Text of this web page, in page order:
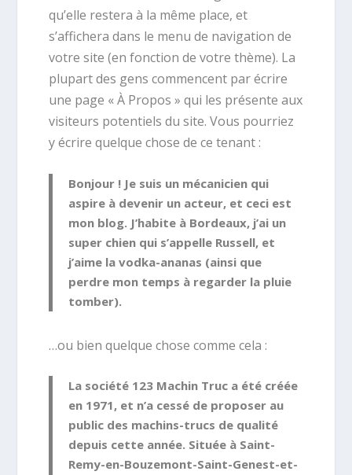
qu’elle restera à la même place, et
s’affichera dans le menu de navigation de
votre site (en fonction de votre thème). La
plupart des gens commencent par écrire
une page « À Propos » qui les présente aux
visiteurs potentiels du site. Vous pourriez
y écrire quelque chose de ce tenant :
Bonjour ! Je suis un mécanicien qui
aspire à devenir un acteur, et ceci est
mon blog. J’habite à Bordeaux, j’ai un
super chien qui s’appelle Russell, et
j’aime la vodka-ananas (ainsi que
perdre mon temps à regarder la pluie
tomber).
…ou bien quelque chose comme cela :
La société 123 Machin Truc a été créée
en 1971, et n’a cessé de proposer au
public des machins-trucs de qualité
depuis cette année. Située à Saint-
Remy-en-Bouzemont-Saint-Genest-et-